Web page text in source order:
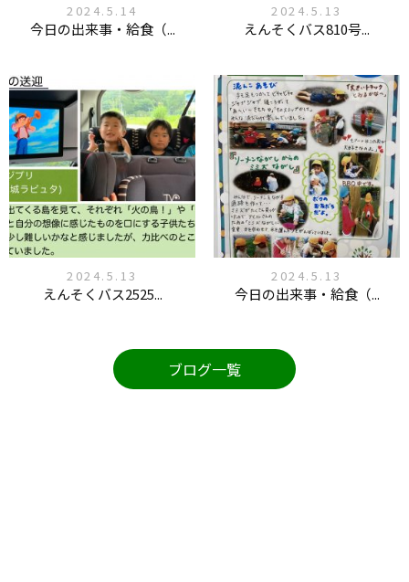
2024.5.14
今日の出来事・給食（...
2024.5.13
えんそくバス810号...
2024.5.13
えんそくバス2525...
2024.5.13
今日の出来事・給食（...
ブログ一覧